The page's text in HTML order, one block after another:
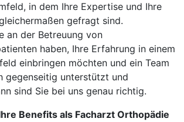
in dem Ihre Expertise und Ihre
gefragt sind.
an der Betreuung von
haben, Ihre Erfahrung in einem
einbringen möchten und ein Team
gegenseitig unterstützt und
sind Sie bei uns genau richtig.
Benefits als Facharzt Orthopädie